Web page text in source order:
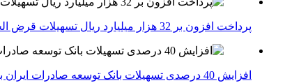
پرداخت افزون بر 32 هزار میلیارد ریال تسهیلات قرض الحسنه ازدواج و فرزندآوری توسط بانک کشاورزی
افزایش 40 درصدی تسهیلات بانک توسعه صادرات ایران برای بخش های تولید، صادرات و دانش بنیان ها